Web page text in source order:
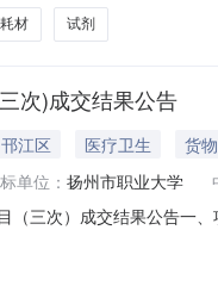
材 试剂
次)成交结果公告
江区 医疗卫生
货物
单位： 扬州市职业大学
（三次）成交结果公告一
四章项目需求服务要求